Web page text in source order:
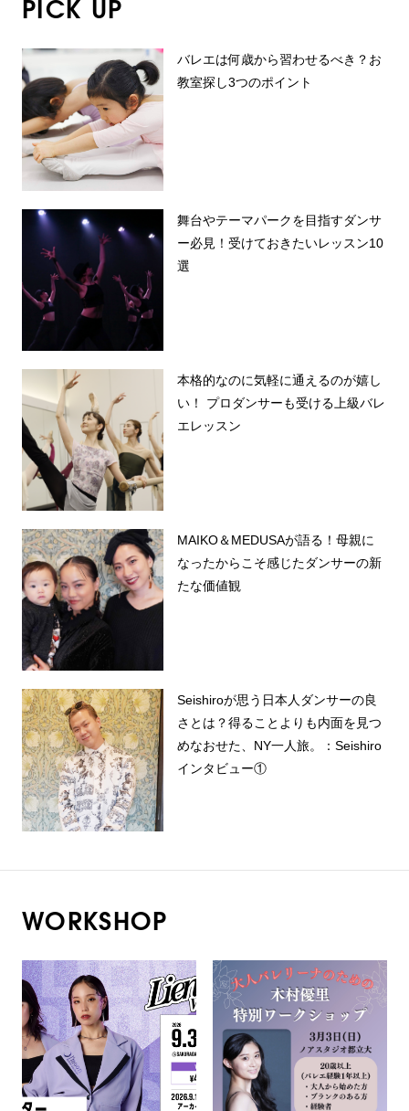
バレエは何歳から習わせるべき？お
教室探し3つのポイント
舞台やテーマパークを目指すダンサ
ー必見！受けておきたいレッスン10
選
本格的なのに気軽に通えるのが嬉し
い！ プロダンサーも受ける上級バレ
エレッスン
MAIKO＆MEDUSAが語る！母親に
なったからこそ感じたダンサーの新
たな価値観
Seishiroが思う日本人ダンサーの良
さとは？得ることよりも内面を見つ
めなおせた、NY一人旅。：Seishiro
インタビュー①
WORKSHOP